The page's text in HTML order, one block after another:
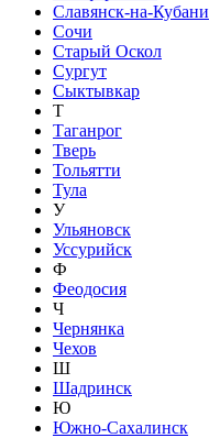
Славянск-на-Кубани
Сочи
Старый Оскол
Сургут
Сыктывкар
Т
Таганрог
Тверь
Тольятти
Тула
У
Ульяновск
Уссурийск
Ф
Феодосия
Ч
Чернянка
Чехов
Ш
Шадринск
Ю
Южно-Сахалинск